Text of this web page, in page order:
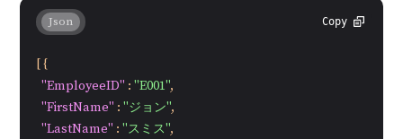
Copy
Json
[{
"EmployeeID" : "E001",
"FirstName" : "ジョン",
"LastName" : "スミス",